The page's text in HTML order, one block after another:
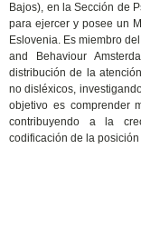
Bajos), en la Sección de
para ejercer y posee un
Eslovenia. Es miembro
and Behaviour
distribución de la
no disléxicos,
objetivo es comprender
contribuyendo a la
codificación de la